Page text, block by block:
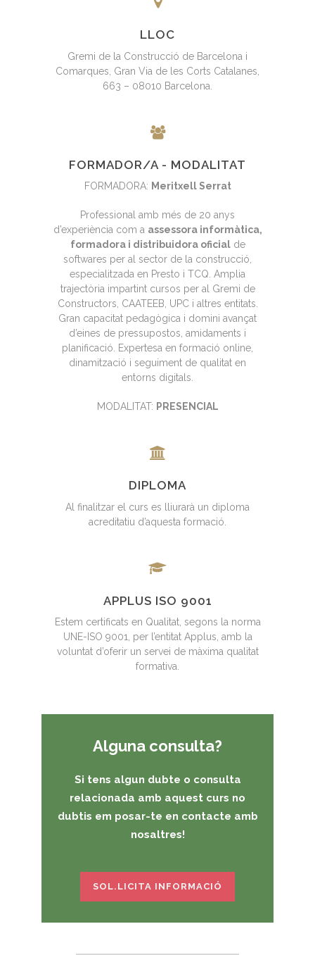
LLOC
Gremi de la Construcció de Barcelona i
Comarques, Gran Via de les Corts Catalanes,
663 – 08010 Barcelona.
FORMADOR/A - MODALITAT
FORMADORA: Meritxell Serrat
Professional amb més de 20 anys
d’experiència com a assessora informàtica,
formadora i distribuidora oficialde
softwares per al sector de la construcció,
especialitzada en Presto i TCQ. Amplia
trajectòria impartint cursos per al Gremi de
Constructors, CAATEEB, UPC i altres entitats.
Gran capacitat pedagògica i domini avançat
d’eines de pressupostos, amidaments i
planificació. Expertesa en formació online,
dinamització i seguiment de qualitat en
entorns digitals.
MODALITAT: PRESENCIAL
DIPLOMA
Al finalitzar el curs es lliurarà un diploma
acreditatiu d’aquesta formació.
APPLUS ISO 9001
Estem certificats en Qualitat, segons la norma
UNE-ISO 9001, per l’entitat Applus, amb la
voluntat d’oferir un servei de màxima qualitat
formativa.
Alguna consulta?
Si tens algun dubte o consulta
relacionada amb aquest curs no
dubtis em posar-te en contacte amb
nosaltres!
SOL.LICITA INFORMACIÓ